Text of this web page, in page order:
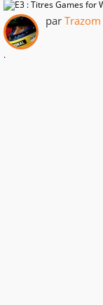
par Trazom
.